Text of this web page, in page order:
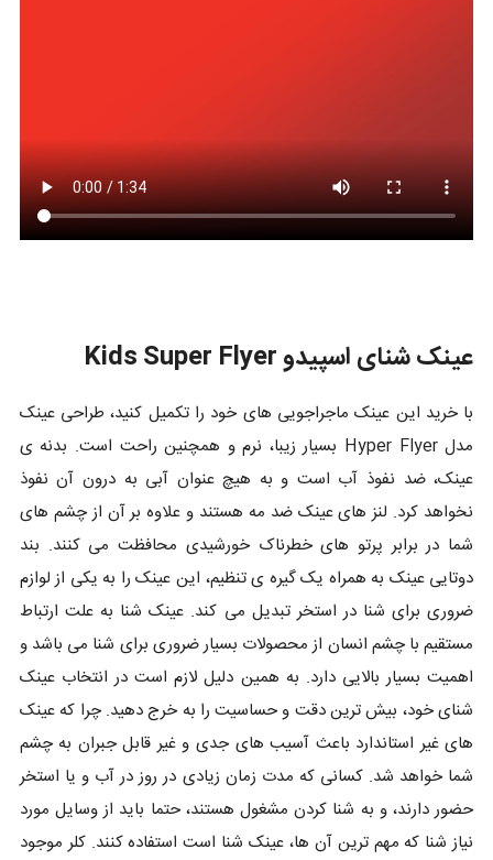
عینک شنای اسپیدو Kids Super Flyer
با خرید این عینک ماجراجویی های خود را تکمیل کنید، طراحی عینک
مدل Hyper Flyer بسیار زیبا، نرم و همچنین راحت است. بدنه ی
عینک، ضد نفوذ آب است و به هیچ عنوان آبی به درون آن نفوذ
نخواهد کرد. لنز های عینک ضد مه هستند و علاوه بر آن از چشم های
شما در برابر پرتو های خطرناک خورشیدی محافظت می کنند. بند
دوتایی عینک به همراه یک گیره ی تنظیم، این عینک را به یکی از لوازم
ضروری برای شنا در استخر تبدیل می کند. عینک شنا به علت ارتباط
مستقیم با چشم انسان از محصولات بسیار ضروری برای شنا می باشد و
اهمیت بسیار بالایی دارد. به همین دلیل لازم است در انتخاب عینک
شنای خود، بیش ترین دقت و حساسیت را به خرج دهید. چرا که عینک
های غیر استاندارد باعث آسیب های جدی و غیر قابل جبران به چشم
شما خواهد شد. کسانی که مدت زمان زیادی در روز در آب و یا استخر
حضور دارند، و به شنا کردن مشغول هستند، حتما باید از وسایل مورد
نیاز شنا که مهم ترین آن ها، عینک شنا است استفاده کنند. کلر موجود